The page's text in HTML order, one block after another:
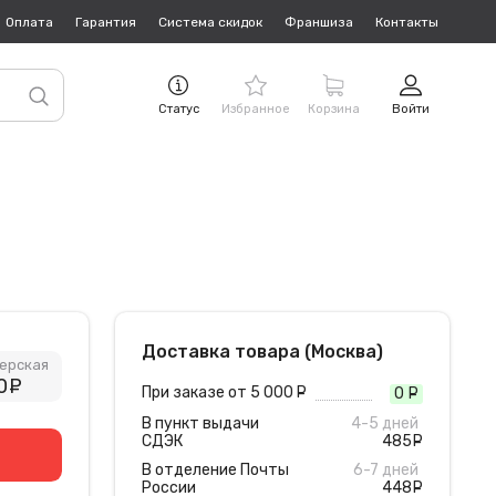
Оплата Гарантия Система скидок Франшиза Контакты
Статус Избранное Корзина Войти
Доставка товара (Москва)
При заказе от 5 000 0
В пункт выдачи
СДЭК
4-5 дней
485
В отделение Почты
России
6-7 дней
448